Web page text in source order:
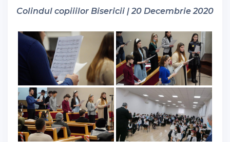
Colindul copiiilor Bisericii | 20 Decembrie 2020